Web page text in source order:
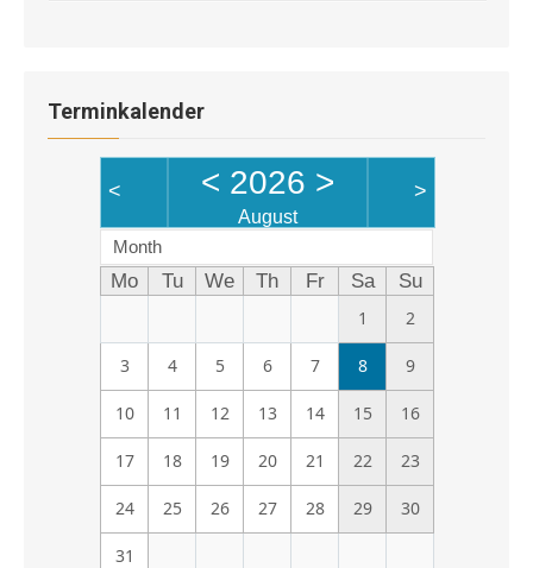
Terminkalender
< < 2026 >
August
>
Month
Mo Tu We Th Fr Sa
Su
1
2
3 4 5 6 7 8 9
10 11 12 13 14 15 16
17 18 19 20 21 22 23
24 25 26 27 28 29 30
31